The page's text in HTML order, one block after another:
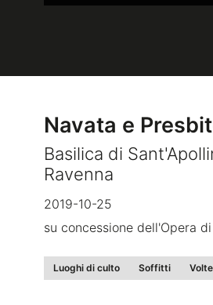
Navata e
Basilica di
Ravenna
2019-10-25
su concessione dell'Opera
Luoghi di culto Soffitti Volte